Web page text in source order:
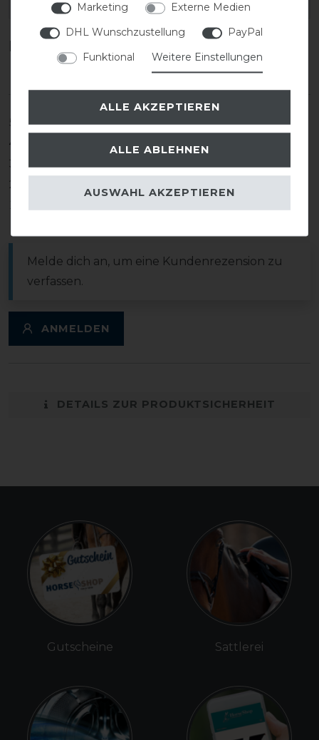
Kundenrezensionen
5
0
4
0
3
0
2
1
Melde dich an, um eine Kundenrezension zu
verfassen.
ANMELDEN
DETAILS ZUR PRODUKTSICHERHEIT
Gutscheine Sattlerei
Marketing
Externe Medien
DHL Wunschzustellung
PayPal
Funktional
Weitere Einstellungen
ALLE AKZEPTIEREN
ALLE ABLEHNEN
AUSWAHL AKZEPTIEREN